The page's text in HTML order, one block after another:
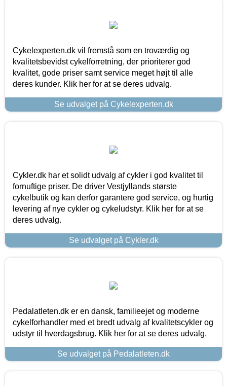
Cykelexperten.dk vil fremstå som en troværdig og
kvalitetsbevidst cykelforretning, der prioriterer god
kvalitet, gode priser samt service meget højt til alle
deres kunder. Klik her for at se deres udvalg.
Se udvalget på Cykelexperten.dk
Cykler.dk har et solidt udvalg af cykler i god kvalitet til
fornuftige priser. De driver Vestjyllands største
cykelbutik og kan derfor garantere god service, og hurtig
levering af nye cykler og cykeludstyr. Klik her for at se
deres udvalg.
Se udvalget på Cykler.dk
Pedalatleten.dk er en dansk, familieejet og moderne
cykelforhandler med et bredt udvalg af kvalitetscykler og
udstyr til hverdagsbrug. Klik her for at se deres udvalg.
Se udvalget på Pedalatleten.dk